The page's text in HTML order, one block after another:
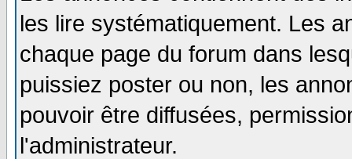
les lire systématiquement. Les
chaque page du forum dans
puissiez poster ou non, les
pouvoir être diffusées,
l'administrateur.